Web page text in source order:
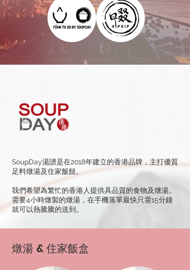
SoupDay湯譜是在2018年建立的香港品牌，主打優質
足料燉湯及住家飯餸。
我們希望為繁忙的香港人提供具品質的食物及燉湯。
需要4小時燉製的燉湯，在手機落單最快只需15分鐘
就可以熱騰騰的送到。
燉湯 & 住家飯盒